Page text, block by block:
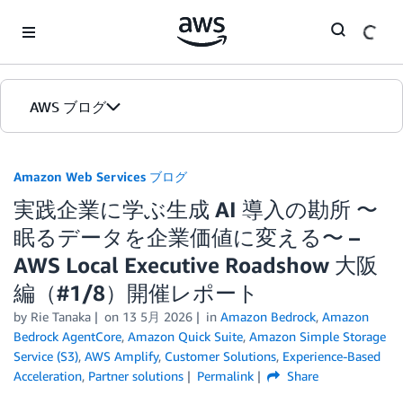
AWS ブログ
カテゴリ
エディション
Amazon Web Services ブログ
実践企業に学ぶ生成 AI 導入の勘所 〜
眠るデータを企業価値に変える〜 –
AWS Local Executive Roadshow 大阪
編（#1/8）開催レポート
by Rie Tanaka on 13 5月 2026 in Amazon Bedrock, Amazon
Bedrock AgentCore, Amazon Quick Suite, Amazon Simple Storage
Service (S3), AWS Amplify, Customer Solutions, Experience-Based
Acceleration, Partner solutions Permalink Share